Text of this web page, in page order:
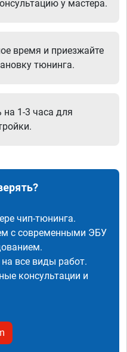
у мастера.
время и приезжайте
тюнинга.
на 1-3 часа для
чип-тюнинга.
с современными ЭБУ
все виды работ.
консультации и